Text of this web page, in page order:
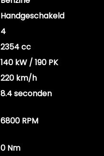
Handgeschakeld
4
2354 cc
140 kW / 190 PK
220 km/h
8.4 seconden
6800 RPM
0 Nm